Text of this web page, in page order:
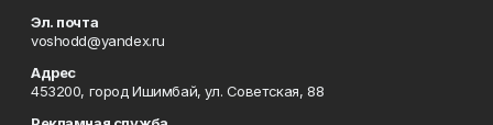
Эл. почта
voshodd@yandex.ru
Адрес
453200, город Ишимбай, ул. Советская, 88